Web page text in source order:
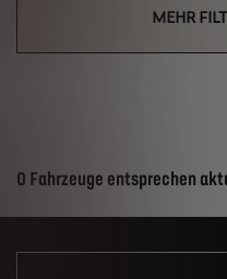
MEHR
Suchergebnisse
0 Fahrzeuge entsprechen